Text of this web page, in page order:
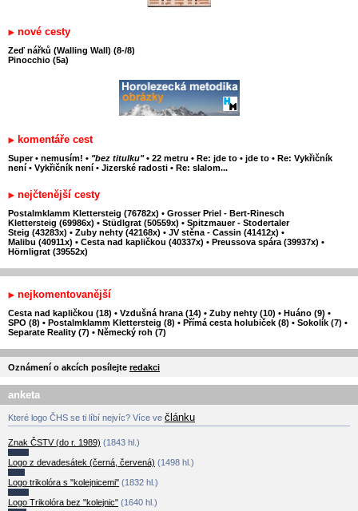
nové cesty
Zeď nářků (Walling Wall) (8-/8)
Pinocchio (5a)
komentáře cest
Super • nemusím! • "bez titulku" • 22 metru • Re: jde to • jde to • Re: Vykřičník
není • Vykřičník není • Jizerské radosti • Re: slalom...
nejčtenější cesty
Postalmklamm Klettersteig (76782x) • Grosser Priel - Bert-Rinesch
Klettersteig (69986x) • Stüdlgrat (50559x) • Spitzmauer - Stodertaler
Steig (43283x) • Zuby nehty (42168x) • JV stěna - Cassin (41412x) •
Malibu (40911x) • Cesta nad kapličkou (40337x) • Preussova spára (39937x) •
Hörnligrat (39552x)
nejkomentovanější
Cesta nad kapličkou (18) • Vzdušná hrana (14) • Zuby nehty (10) • Huáno (9) •
SPO (8) • Postalmklamm Klettersteig (8) • Přímá cesta holubiček (8) • Sokolík (7) •
Separate Reality (7) • Německý roh (7)
Oznámení o akcích posílejte redakci
anketa
Které logo ČHS se ti líbí nejvíc? Více ve článku
Znak ČSTV (do r. 1989) (1843 hl.)
Logo z devadesátek (černá, červená) (1498 hl.)
Logo trikolóra s "kolejnicemi" (1832 hl.)
Logo Trikolóra bez "kolejnic" (1640 hl.)